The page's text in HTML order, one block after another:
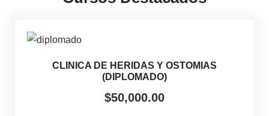
CLINICA DE HERIDAS Y OSTOMIAS
(DIPLOMADO)
$50,000.00